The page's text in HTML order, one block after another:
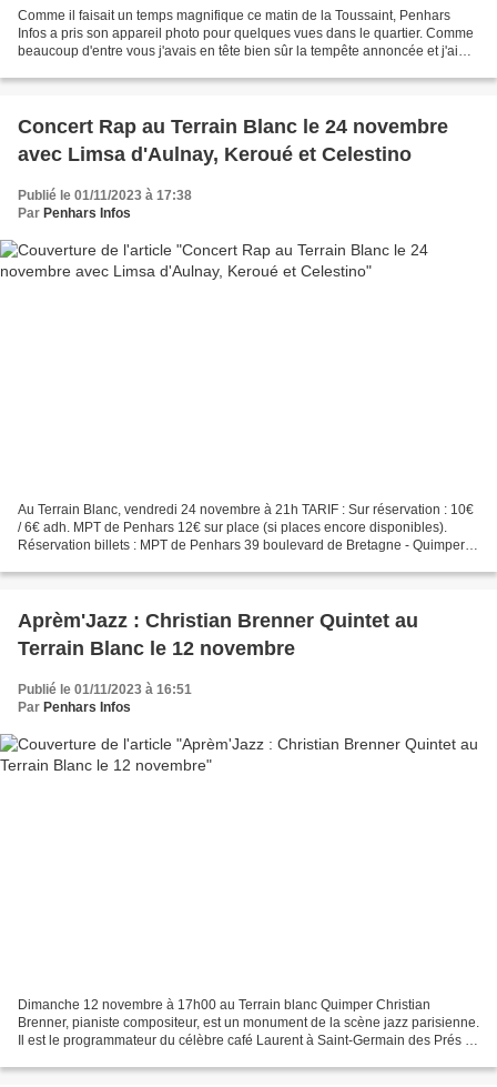
Comme il faisait un temps magnifique ce matin de la Toussaint, Penhars
Infos a pris son appareil photo pour quelques vues dans le quartier. Comme
beaucoup d'entre vous j'avais en tête bien sûr la tempête annoncée et j'ai
Concert Rap au Terrain Blanc le 24 novembre
avec Limsa d'Aulnay, Keroué et Celestino
Publié le 01/11/2023 à 17:38
Par Penhars Infos
Au Terrain Blanc, vendredi 24 novembre à 21h TARIF : Sur réservation : 10€
/ 6€ adh. MPT de Penhars 12€ sur place (si places encore disponibles).
Réservation billets : MPT de Penhars 39 boulevard de Bretagne - Quimper
Aprèm'Jazz : Christian Brenner Quintet au
Terrain Blanc le 12 novembre
Publié le 01/11/2023 à 16:51
Par Penhars Infos
Dimanche 12 novembre à 17h00 au Terrain blanc Quimper Christian
Brenner, pianiste compositeur, est un monument de la scène jazz parisienne.
Il est le programmateur du célèbre café Laurent à Saint-Germain des Prés et